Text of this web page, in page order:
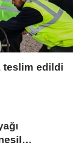
teslim edildi